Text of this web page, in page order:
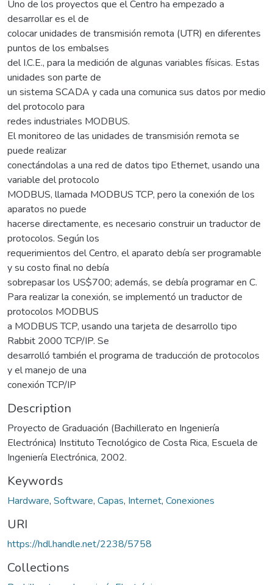
Uno de los proyectos que el Centro ha empezado a
desarrollar es el de
colocar unidades de transmisión remota (UTR) en diferentes
puntos de los embalses
del I.C.E., para la medición de algunas variables físicas. Estas
unidades son parte de
un sistema SCADA y cada una comunica sus datos por medio
del protocolo para
redes industriales MODBUS.
El monitoreo de las unidades de transmisión remota se
puede realizar
conectándolas a una red de datos tipo Ethernet, usando una
variable del protocolo
MODBUS, llamada MODBUS TCP, pero la conexión de los
aparatos no puede
hacerse directamente, es necesario construir un traductor de
protocolos. Según los
requerimientos del Centro, el aparato debía ser programable
y su costo final no debía
sobrepasar los US$700; además, se debía programar en C.
Para realizar la conexión, se implementó un traductor de
protocolos MODBUS
a MODBUS TCP, usando una tarjeta de desarrollo tipo
Rabbit 2000 TCP/IP. Se
desarrolló también el programa de traducción de protocolos
y el manejo de una
conexión TCP/IP
Description
Proyecto de Graduación (Bachillerato en Ingeniería
Electrónica) Instituto Tecnológico de Costa Rica, Escuela de
Ingeniería Electrónica, 2002.
Keywords
Hardware, Software, Capas, Internet, Conexiones
URI
https://hdl.handle.net/2238/5758
Collections